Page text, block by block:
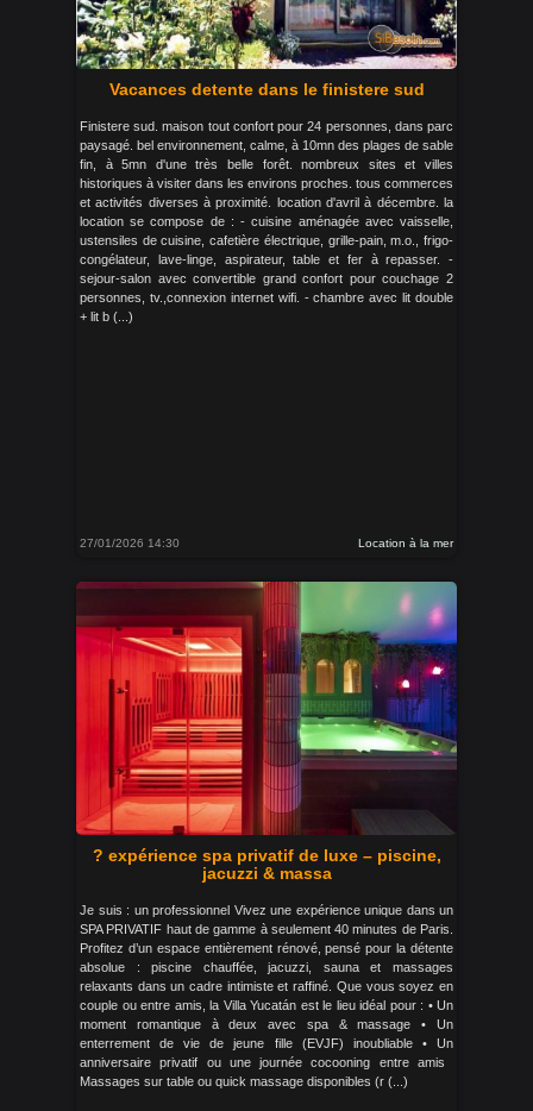
Vacances detente dans le finistere sud
Finistere sud. maison tout confort pour 24 personnes, dans parc
paysagé. bel environnement, calme, à 10mn des plages de sable
fin, à 5mn d'une très belle forêt. nombreux sites et villes
historiques à visiter dans les environs proches. tous commerces
et activités diverses à proximité. location d'avril à décembre. la
location se compose de : - cuisine aménagée avec vaisselle,
ustensiles de cuisine, cafetière électrique, grille-pain, m.o., frigo-
congélateur, lave-linge, aspirateur, table et fer à repasser. -
sejour-salon avec convertible grand confort pour couchage 2
personnes, tv.,connexion internet wifi. - chambre avec lit double
+ lit b (...)
27/01/2026 14:30 Location à la mer
? expérience spa privatif de luxe – piscine,
jacuzzi & massa
Je suis : un professionnel Vivez une expérience unique dans un
SPA PRIVATIF haut de gamme à seulement 40 minutes de Paris.
Profitez d’un espace entièrement rénové, pensé pour la détente
absolue : piscine chauffée, jacuzzi, sauna et massages
relaxants dans un cadre intimiste et raffiné. Que vous soyez en
couple ou entre amis, la Villa Yucatán est le lieu idéal pour : • Un
moment romantique à deux avec spa & massage • Un
enterrement de vie de jeune fille (EVJF) inoubliable • Un
anniversaire privatif ou une journée cocooning entre amis ‍
Massages sur table ou quick massage disponibles (r (...)